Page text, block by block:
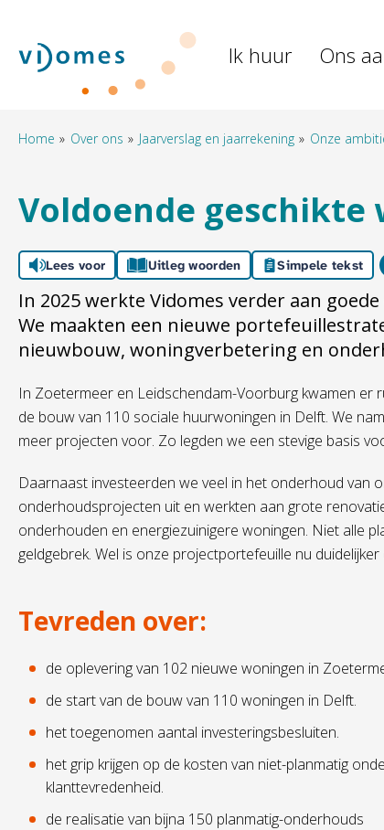
Naar hoofdinhoud
Naar hoofdnavigatiemenu
Naar zoeken
Naar de homepage Ik huur Ons
Home Over ons Jaarverslag en jaarrekening Onze
Voldoende geschikte
Lees voor Uitleg woorden Simpele tekst
In 2025 werkte Vidomes verder aan
We maakten een nieuwe
nieuwbouw, woningverbetering en
In Zoetermeer en Leidschendam-Voorburg kwamen er
de bouw van 110 sociale huurwoningen in Delft. We
meer projecten voor. Zo legden we een stevige basis
Daarnaast investeerden we veel in het onderhoud van
onderhoudsprojecten uit en werkten aan grote
onderhouden en energiezuinigere woningen. Niet alle
geldgebrek. Wel is onze projectportefeuille nu
Tevreden over:
de oplevering van 102 nieuwe woningen in
de start van de bouw van 110 woningen in Delft.
het toegenomen aantal investeringsbesluiten.
het grip krijgen op de kosten van niet-planmatig
klanttevredenheid.
de realisatie van bijna 150 planmatig-onderhouds